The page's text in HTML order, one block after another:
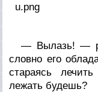
— Вылазь! —
словно его
стараясь
лежать будешь?